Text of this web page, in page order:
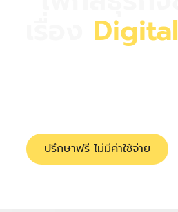
Digital
ปรึกษาฟรี ไม่มีค่าใช้จ่าย